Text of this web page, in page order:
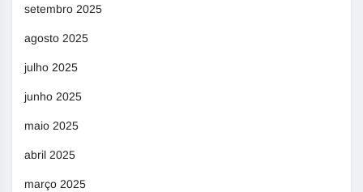
setembro 2025
agosto 2025
julho 2025
junho 2025
maio 2025
abril 2025
março 2025